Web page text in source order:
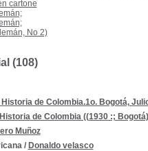
cartone
No 2)
(108)
de Colombia.1o. Bogotá,
de Colombia ((1930 :; Bogotá)
Muñoz
/ Donaldo velasco